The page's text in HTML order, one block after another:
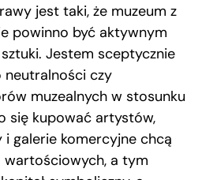
jest taki, że muzeum z
powinno być aktywnym
Jestem sceptycznie
czy
muzealnych w stosunku
się kupować artystów,
galerie komercyjne chcą
a tym